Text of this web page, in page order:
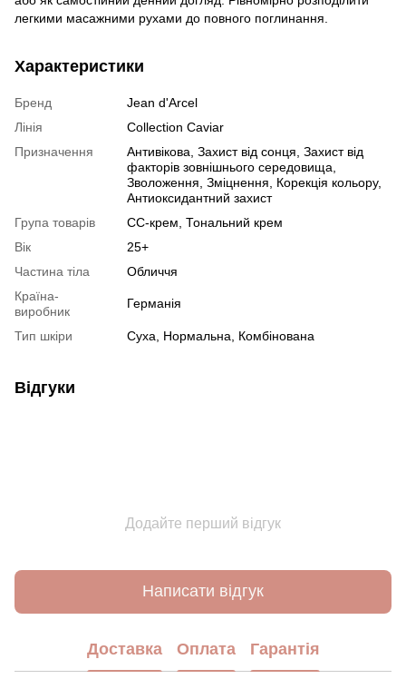
легкими масажними рухами до повного поглинання.
Характеристики
Бренд
Jean d'Arcel
Лінія
Collection Caviar
Призначення
Антивікова, Захист від сонця, Захист від
факторів зовнішнього середовища,
Зволоження, Зміцнення, Корекція кольору,
Антиоксидантний захист
Група товарів
CC-крем, Тональний крем
Вік
25+
Частина тіла
Обличчя
Країна-
виробник
Германія
Тип шкіри Суха, Нормальна, Комбінована
Відгуки
Додайте перший відгук
Написати відгук
Доставка Оплата Гарантія